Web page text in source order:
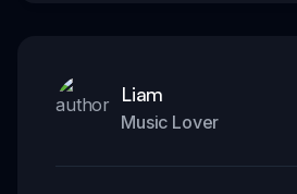
Liam
Music Lover